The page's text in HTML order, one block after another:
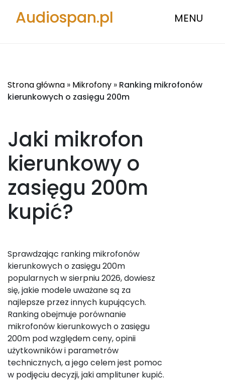
Audiospan.pl MENU
Strona główna » Mikrofony » Ranking mikrofonów
kierunkowych o zasięgu 200m
Jaki mikrofon
kierunkowy o
zasięgu 200m
kupić?
Sprawdzając ranking mikrofonów
kierunkowych o zasięgu 200m
popularnych w sierpniu 2026, dowiesz
się, jakie modele uważane są za
najlepsze przez innych kupujących.
Ranking obejmuje porównanie
mikrofonów kierunkowych o zasięgu
200m pod względem ceny, opinii
użytkowników i parametrów
technicznych, a jego celem jest pomoc
w podjęciu decyzji, jaki amplituner kupić.